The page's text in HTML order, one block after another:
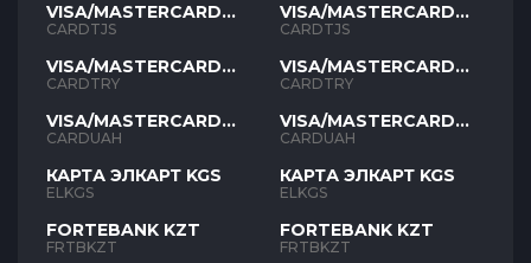
VISA/MASTERCARD
TJS
CARDTJS
VISA/MASTERCARD
TYR
CARDTRY
VISA/MASTERCARD
UAH
CARDUAH
КАРТА ЭЛКАРТ KGS
ELKGS
FORTEBANK KZT
FRTBKZT
VISA/MASTERCARD
TJS
CARDTJS
VISA/MASTERCARD
TYR
CARDTRY
VISA/MASTERCARD
UAH
CARDUAH
КАРТА ЭЛКАРТ KGS
ELKGS
FORTEBANK KZT
FRTBKZT